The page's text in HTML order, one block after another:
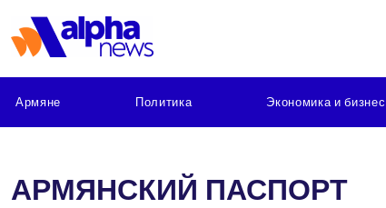
Армяне Политика Экономика и бизнес
АРМЯНСКИЙ ПАСПОРТ